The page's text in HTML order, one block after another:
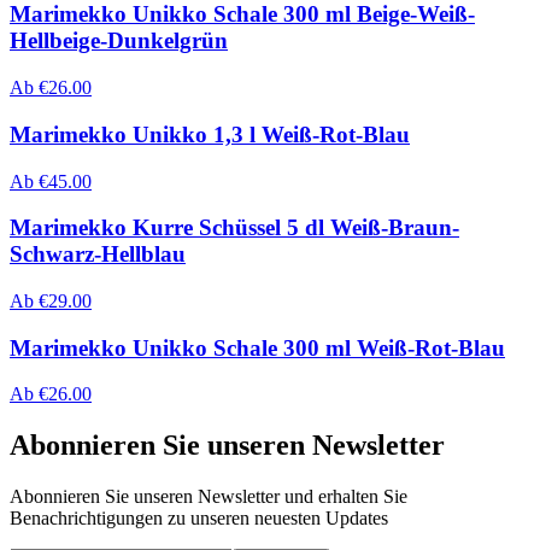
Marimekko Unikko Schale 300 ml Beige-Weiß-
Hellbeige-Dunkelgrün
Ab €26.00
Marimekko Unikko 1,3 l Weiß-Rot-Blau
Ab €45.00
Marimekko Kurre Schüssel 5 dl Weiß-Braun-
Schwarz-Hellblau
Ab €29.00
Marimekko Unikko Schale 300 ml Weiß-Rot-Blau
Ab €26.00
Abonnieren Sie unseren Newsletter
Abonnieren Sie unseren Newsletter und erhalten Sie
Benachrichtigungen zu unseren neuesten Updates